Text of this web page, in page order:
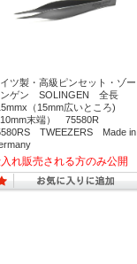
ツ製・高級ピンセット・ゾー
ゲン SOLINGEN 全長
（15mm広いところ)
末端） 75580R
TWEEZERS Made in